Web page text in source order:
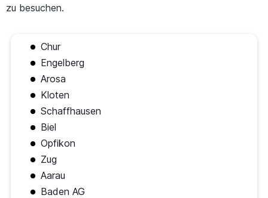
zu besuchen.
Chur
Engelberg
Arosa
Kloten
Schaffhausen
Biel
Opfikon
Zug
Aarau
Baden AG